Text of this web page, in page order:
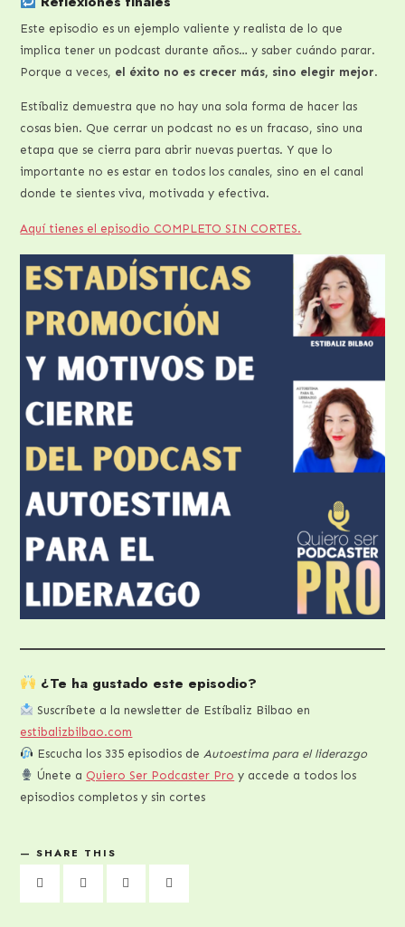
Este episodio es un ejemplo valiente y realista de lo que
implica tener un podcast durante años… y saber cuándo parar.
Porque a veces, el éxito no es crecer más, sino elegir mejor.
Estíbaliz demuestra que no hay una sola forma de hacer las
cosas bien. Que cerrar un podcast no es un fracaso, sino una
etapa que se cierra para abrir nuevas puertas. Y que lo
importante no es estar en todos los canales, sino en el canal
donde te sientes viva, motivada y efectiva.
Aquí tienes el episodio COMPLETO SIN CORTES.
¿Te ha gustado este episodio?
Suscríbete a la newsletter de Estíbaliz Bilbao en
estibalizbilbao.com
Escucha los 335 episodios de Autoestima para el liderazgo
Únete a Quiero Ser Podcaster Pro y accede a todos los
episodios completos y sin cortes
SHARE THIS